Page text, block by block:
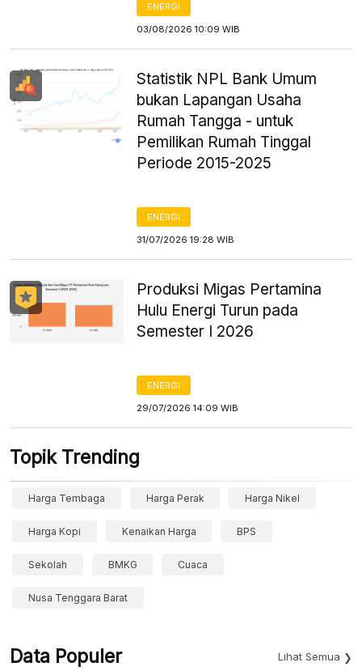
ENERGI
03/08/2026 10:09 WIB
Statistik NPL Bank Umum
bukan Lapangan Usaha
Rumah Tangga - untuk
Pemilikan Rumah Tinggal
Periode 2015-2025
ENERGI
31/07/2026 19:28 WIB
Produksi Migas Pertamina
Hulu Energi Turun pada
Semester I 2026
ENERGI
29/07/2026 14:09 WIB
Topik Trending
Harga Tembaga Harga Perak Harga Nikel
Harga Kopi Kenaikan Harga BPS
Sekolah BMKG Cuaca
Nusa Tenggara Barat
Data Populer Lihat Semua